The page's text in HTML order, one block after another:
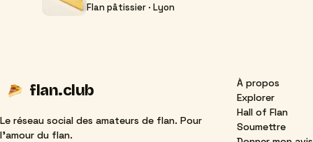
Flan pâtissier · Lyon
flan.club
Le réseau social des amateurs de flan. Pour
l'amour du flan.
À propos
Explorer
Hall of Flan
Soumettre